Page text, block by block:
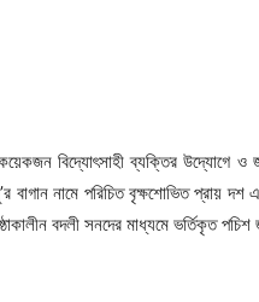
কয়েকজন বিদ্যোৎসাহী ব্যক্তির উদ্যোগে
বাগান নামে পরিচিত বৃক্ষশোভিত প্রায়
বদলী সনদের মাধ্যমে ভর্তিকৃত পচিশ